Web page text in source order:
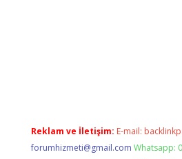
Reklam ve İletişim: E-mail:
forumhizmeti@gmail.com Whatsapp: